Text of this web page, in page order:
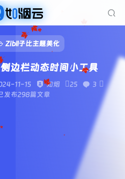
Zibll子比主题美化
边栏动态时间小工具
11-15 如烟 25
3
发布298篇文章